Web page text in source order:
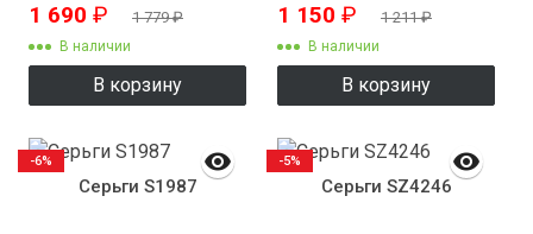
1 690 ₽ 1 779₽
В наличии
В корзину
1 150 ₽ 1 211₽
В наличии
В корзину
Серьги S1987
-6%
Серьги SZ4246
-5%